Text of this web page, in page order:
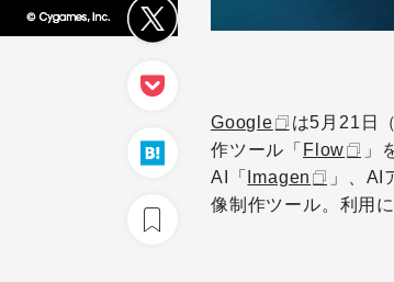
Google
は5月21日
作ツール「 Flow 」
AI「
Imagen 」、AI
像制作ツール。利用